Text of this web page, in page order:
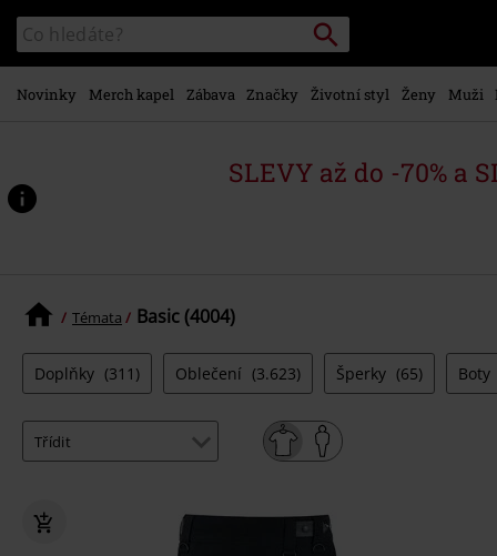
hlavnímu
obsahu
Katalog
vyhledávání
Vyhledávání
Novinky Merch kapel Zábava Značky Životní styl Ženy Muži
SLEVY až do -70% a
Témata Basic (4004)
Doplňky (311) Oblečení (3.623) Šperky (65) Boty